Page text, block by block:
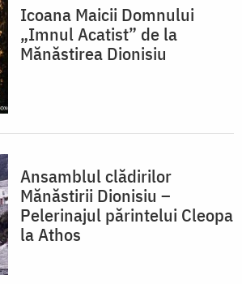
Icoana Maicii Domnului
„Imnul Acatist” de la
Mănăstirea Dionisiu
Ansamblul clădirilor
Mănăstirii Dionisiu –
Pelerinajul părintelui Cleopa
la Athos